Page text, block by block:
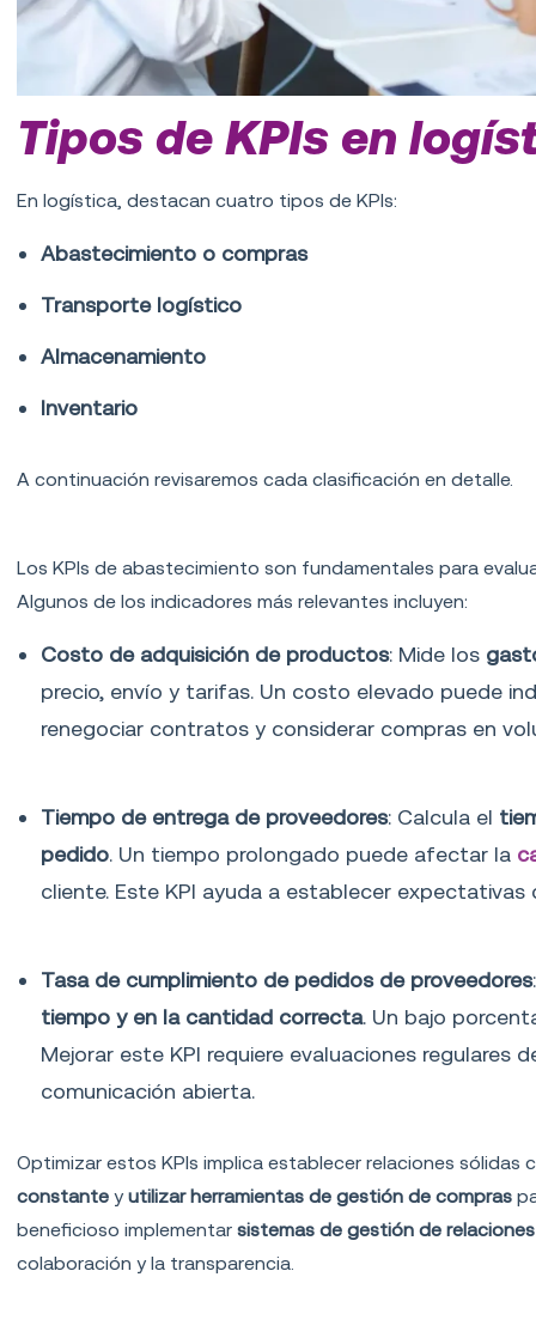
Tipos de KPIs en
En logística, destacan cuatro tipos de KPIs:
Abastecimiento o compras
Transporte logístico
Almacenamiento
Inventario
A continuación revisaremos cada clasificación en detalle.
Los KPIs de abastecimiento son fundamentales para
Algunos de los indicadores más relevantes incluyen:
Costo de adquisición de productos: Mide los
precio, envío y tarifas. Un costo elevado puede
renegociar contratos y considerar compras en
Tiempo de entrega de proveedores: Calcula el
pedido. Un tiempo prolongado puede afectar la
cliente. Este KPI ayuda a establecer
Tasa de cumplimiento de pedidos de proveedores
tiempo y en la cantidad correcta. Un bajo
Mejorar este KPI requiere evaluaciones regulares
comunicación abierta.
Optimizar estos KPIs implica establecer relaciones
constante yutilizar herramientas de gestión de compras
beneficioso implementarsistemas de gestión de
colaboración y la transparencia.